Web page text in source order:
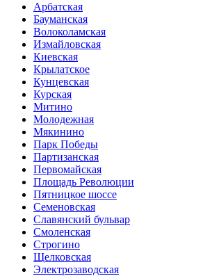
Арбатская
Бауманская
Волоколамская
Измайловская
Киевская
Крылатское
Кунцевская
Курская
Митино
Молодежная
Мякинино
Парк Победы
Партизанская
Первомайская
Площадь Революции
Пятницкое шоссе
Семеновская
Славянский бульвар
Смоленская
Строгино
Щелковская
Электро­заводская